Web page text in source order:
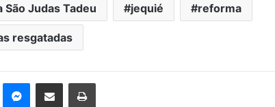
São Judas Tadeu jequié reforma
resgatadas